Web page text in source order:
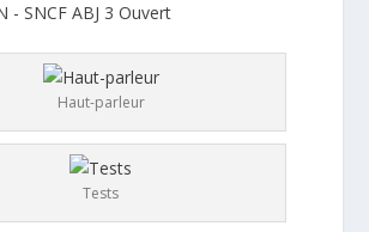
Haut-parleur
Tests